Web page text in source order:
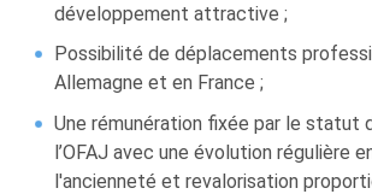
développement attractive ;
Possibilité de déplacements
Allemagne et en France ;
Une rémunération fixée par le statut
l’OFAJ avec une évolution régulière
l'ancienneté et revalorisation